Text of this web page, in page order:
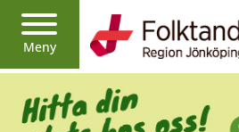
Meny
din
plats
hos
oss